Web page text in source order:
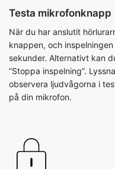
Testa mikrofonknapp
När du har anslutit
knappen, och
sekunder. Alternativt kan
”Stoppa inspelning”.
observera ljudvågorna i
på din mikrofon.